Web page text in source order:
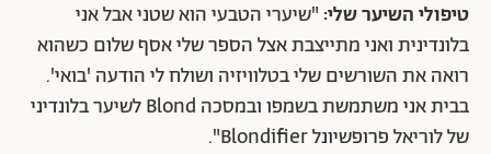
טיפולי השיער שלי: "שיערי הטבעי הוא שטני אבל אני
בלונדינית ואני מתייצבת אצל הספר שלי אסף שלום כשהוא
רואה את השורשים שלי בטלוויזיה ושולח לי הודעה 'בואי'.
בבית אני משתמשת בשמפו ובמסכה Blond לשיער בלונדיני
של לוריאל פרופשיונל Blondifier".